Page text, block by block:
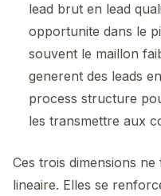
lead brut en lead
opportunite dans le
souvent le maillon
generent des leads
process structure
les transmettre aux
Ces trois dimensions
lineaire. Elles se